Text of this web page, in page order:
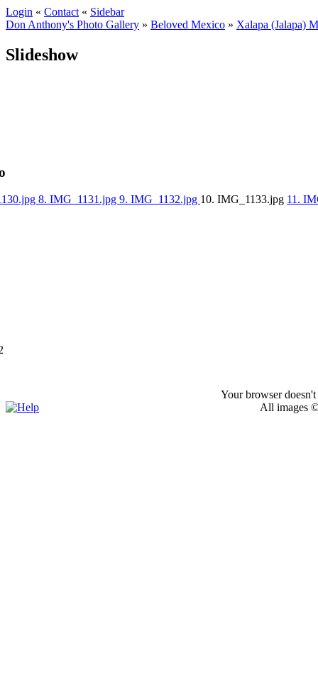
Login « Contact « Sidebar
Don Anthony's Photo Gallery » Beloved Mexico » Xalapa (Jalapa)
Slideshow
Your browser
8. IMG_1131.jpg 9. IMG_1132.jpg 10. IMG_1133.jpg 11.
All images